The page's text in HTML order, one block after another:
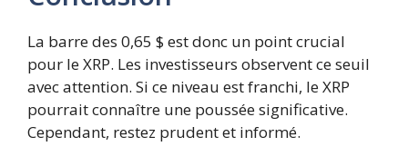
La barre des 0,65 $ est donc un point crucial
pour le XRP. Les investisseurs observent ce seuil
avec attention. Si ce niveau est franchi, le XRP
pourrait connaître une poussée significative.
Cependant, restez prudent et informé.